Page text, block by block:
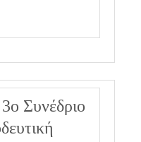
Συνέδριο